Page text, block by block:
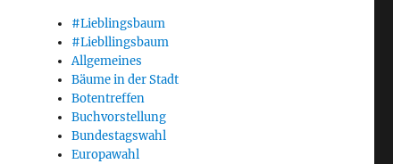
#Lieblingsbaum
#Liebllingsbaum
Allgemeines
Bäume in der Stadt
Botentreffen
Buchvorstellung
Bundestagswahl
Europawahl